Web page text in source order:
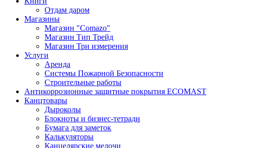
Отдам даром
Магазины
Магазин "Comazo"
Магазин Тип Трейд
Магазин Три измерения
Услуги
Аренда
Системы Пожарной Безопасности
Строительные работы
Антикоррозионные защитные покрытия ECOMAST
Канцтовары
Дыроколы
Блокноты и бизнес-тетради
Бумага для заметок
Калькуляторы
Канцелярские мелочи